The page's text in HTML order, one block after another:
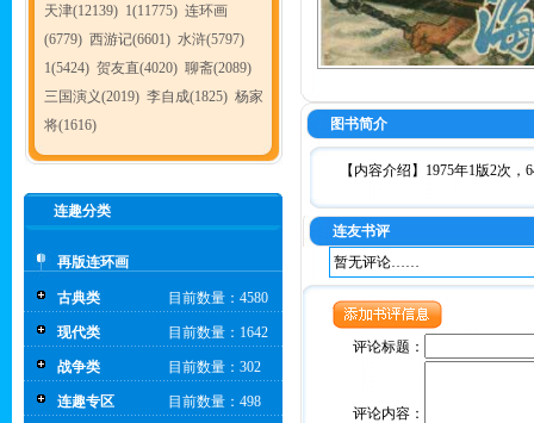
天津(12139) 1(11775) 连环画
(6779) 西游记(6601) 水浒(5797)
1(5424) 贺友直(4020) 聊斋(2089)
三国演义(2019) 李自成(1825) 杨家
将(1616)
连趣分类
再版连环画
古典类 目前数量：4580
现代类 目前数量：1642
战争类 目前数量：302
连趣专区 目前数量：498
图书简介
【内容介绍】1975年1版2次，
连友书评
暂无评论……
评论标题：
评论内容：